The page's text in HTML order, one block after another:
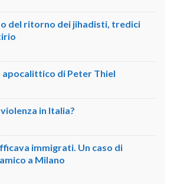
del ritorno dei jihadisti, tredici
apocalittico di Peter Thiel
in Italia?
immigrati. Un caso di
a Milano